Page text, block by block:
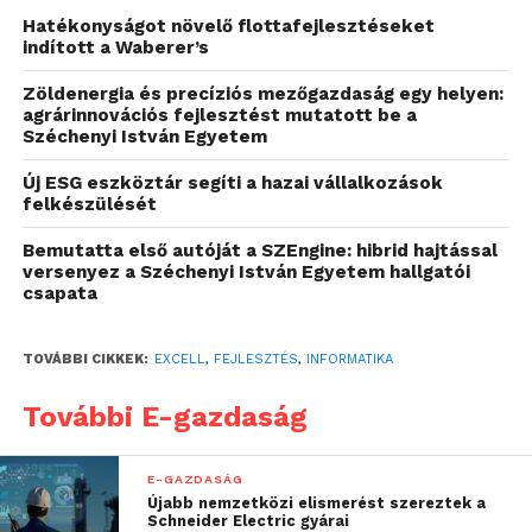
Az EOS Project Controls alkalmazás nemzetközi
projektkontrolling (AACE TCM) módszertan
gyakorlatban tökéletesített megvalósítása, ami az
ütemtervezés, költségtervezés, beszerzéstervezés
és erőforrás-tervezés négy fő területére
összpontosít, hogy adataikat egymással
összefüggésben, a műszaki tartalommal
összekapcsolva, következetesen kezelje. Mindez
kiegészül a szervezeti működési költség tervezéssel,
A projektsiker közös
adatforrása
A projekttervezés és -kontrolling területén
évtizedes tapasztalattal bíró szakértőket összefogó
Nethod Kft., valamint az alkalmazásfejlesztés és
Hatékonyságot növelő flottafejlesztéseket
indított a Waberer’s
Zöldenergia és precíziós mezőgazdaság egy helyen:
agrárinnovációs fejlesztést mutatott be a
Széchenyi István Egyetem
Új ESG eszköztár segíti a hazai vállalkozások
felkészülését
Bemutatta első autóját a SZEngine: hibrid hajtással
versenyez a Széchenyi István Egyetem hallgatói
csapata
TOVÁBBI CIKKEK: EXCELL, FEJLESZTÉS, INFORMATIKA
További E-gazdaság
E-GAZDASÁG
Újabb nemzetközi elismerést szereztek a
Schneider Electric gyárai